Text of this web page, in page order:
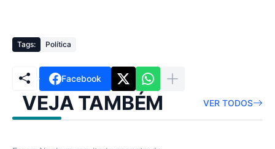
Tags: Política
Facebook
VEJA TAMBÉM VER TODOS